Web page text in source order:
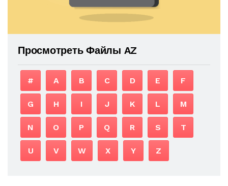
Просмотреть Файлы AZ
# A B C D E F
G H I J K L M
N O P Q R S T
U V W X Y Z